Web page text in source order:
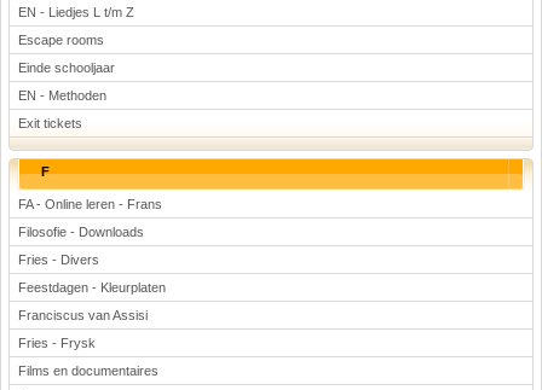
EN - Liedjes L t/m Z
Escape rooms
Einde schooljaar
EN - Methoden
Exit tickets
F
FA - Online leren - Frans
Filosofie - Downloads
Fries - Divers
Feestdagen - Kleurplaten
Franciscus van Assisi
Fries - Frysk
Films en documentaires